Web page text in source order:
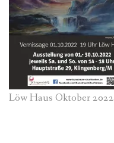
Löw Haus Oktober 2022